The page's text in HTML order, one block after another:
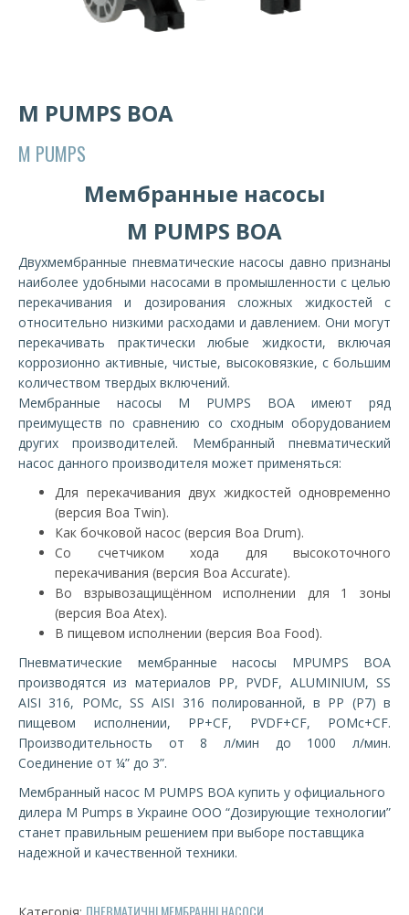
M PUMPS BOA
M PUMPS
Мембранные насосы
M PUMPS BOA
Двухмембранные пневматические насосы давно признаны
наиболее удобными насосами в промышленности с целью
перекачивания и дозирования сложных жидкостей с
относительно низкими расходами и давлением. Они могут
перекачивать практически любые жидкости, включая
коррозионно активные, чистые, высоковязкие, с большим
количеством твердых включений.
Мембранные насосы M PUMPS BOA имеют ряд
преимуществ по сравнению со сходным оборудованием
других производителей. Мембранный пневматический
насос данного производителя может применяться:
Для перекачивания двух жидкостей одновременно
(версия Boa Twin).
Как бочковой насос (версия Boa Drum).
Со счетчиком хода для высокоточного
перекачивания (версия Boa Accurate).
Во взрывозащищённом исполнении для 1 зоны
(версия Boa Atex).
В пищевом исполнении (версия Boa Food).
Пневматические мембранные насосы MPUMPS BOA
производятся из материалов PP, PVDF, ALUMINIUM, SS
AISI 316, POMc, SS AISI 316 полированной, в PP (P7) в
пищевом исполнении, PP+CF, PVDF+CF, POMc+CF.
Производительность от 8 л/мин до 1000 л/мин.
Соединение от ¼” до 3”.
Мембранный насос M PUMPS BOA купить у официального
дилера M Pumps в Украине ООО “Дозирующие технологии”
станет правильным решением при выборе поставщика
надежной и качественной техники.
ПНЕВМАТИЧНІ МЕМБРАННІ НАСОСИ